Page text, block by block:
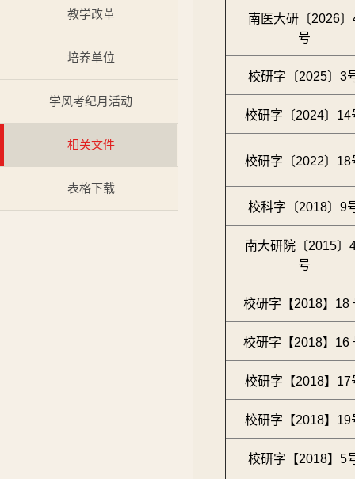
教学改革
培养单位
学风考纪月活动
相关文件
表格下载
南医大研〔2026〕
号
校研字〔2025〕3
校研字〔2024〕14
校研字〔2022〕18
校科字〔2018〕9
南大研院〔2015〕
号
校研字【2018】18
校研字【2018】16
校研字【2018】17
校研字【2018】19
校研字【2018】5